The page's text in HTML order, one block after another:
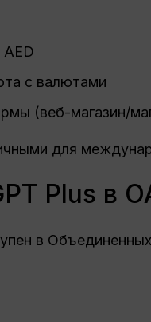
с валютами
(веб-магазин/
для
Plus в
в